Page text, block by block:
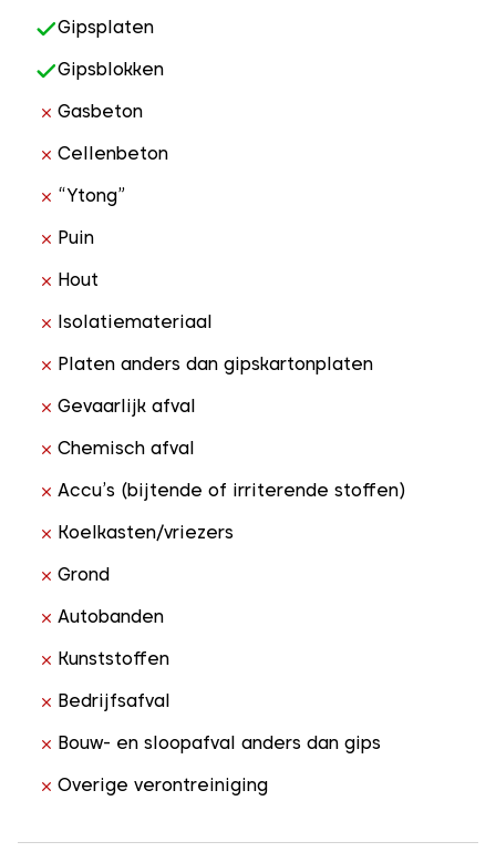
Gipsplaten
Gipsblokken
Gasbeton
Cellenbeton
“Ytong”
Puin
Hout
Isolatiemateriaal
Platen anders dan gipskartonplaten
Gevaarlijk afval
Chemisch afval
Accu’s (bijtende of irriterende stoffen)
Koelkasten/vriezers
Grond
Autobanden
Kunststoffen
Bedrijfsafval
Bouw- en sloopafval anders dan gips
Overige verontreiniging